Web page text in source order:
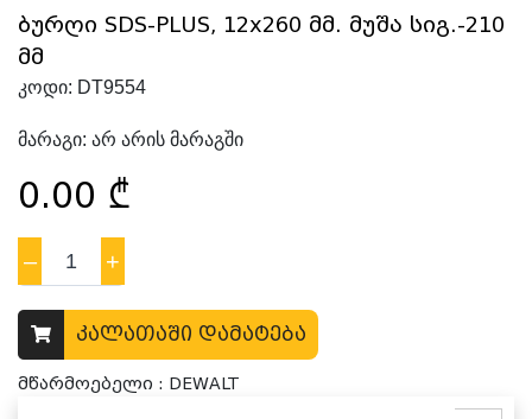
ბურღი SDS-PLUS, 12x260 მმ. მუშა სიგ.-210
მმ
კოდი: DT9554
მარაგი: არ არის მარაგში
0.00 ₾
– 1 +
კალათაში დამატება
მწარმოებელი : DEWALT